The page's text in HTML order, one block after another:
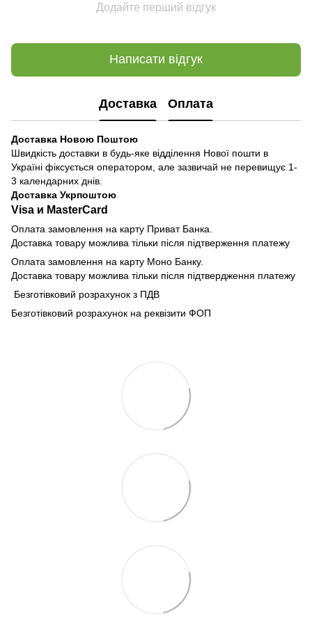
Додайте перший відгук
Написати відгук
Доставка Оплата
Доставка Новою Поштою
Швидкість доставки в будь-яке відділення Нової пошти в
Україні фіксується оператором, але зазвичай не перевищує 1-
3 календарних днів.
Доставка Укрпоштою
Visa и MasterCard
Оплата замовлення на карту Приват Банка.
Доставка товару можлива тільки після підтверження платежу
Оплата замовлення на карту Моно Банку.
Доставка товару можлива тільки після підтвердження платежу
Безготівковий розрахунок з ПДВ
Безготівковий розрахунок на реквізити ФОП